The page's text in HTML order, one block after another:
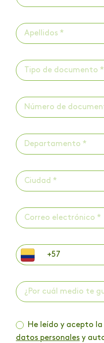
Tipo de documento *
Departamento *
Ciudad *
¿Por cuál medio te
He leído y acepto la
datos personales y